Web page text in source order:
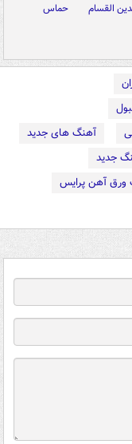
القسام
حماس
آهنگ های جدید
جدید
ورق آهن پرایس